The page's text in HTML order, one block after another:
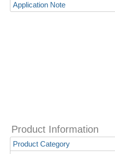
Application Note
Product Information
Product Category